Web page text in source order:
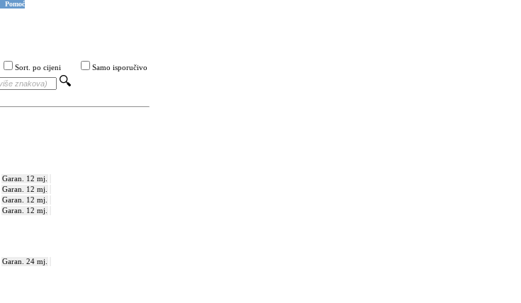
Pomoć
Sort. po cijeni Samo isporučivo
Garan. 12 mj.
Garan. 12 mj.
Garan. 12 mj.
Garan. 12 mj.
Garan. 24 mj.